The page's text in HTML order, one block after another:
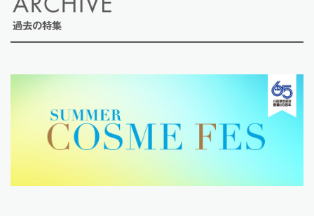
過去の特集